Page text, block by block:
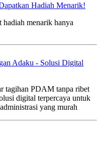
Hadiah Menarik!
hadiah menarik hanya
Adaku - Solusi Digital
tagihan PDAM tanpa ribet
digital terpercaya untuk
yang murah